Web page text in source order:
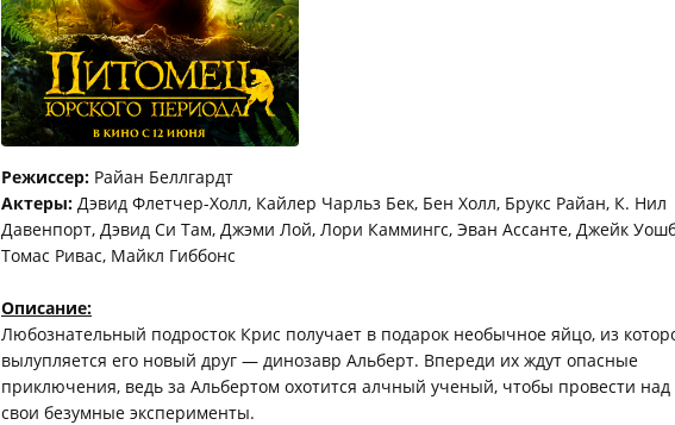
Режиссер: Райан Беллгардт
Актеры: Дэвид Флетчер-Холл, Кайлер Чарльз Бек, Бен Холл, Брукс Райан, К. Нил
Давенпорт, Дэвид Си Там, Джэми Лой, Лори Каммингс, Эван Ассанте, Джейк
Томас Ривас, Майкл Гиббонс
Описание:
Любознательный подросток Крис получает в подарок необычное яйцо, из
вылупляется его новый друг — динозавр Альберт. Впереди их ждут опасные
приключения, ведь за Альбертом охотится алчный ученый, чтобы провести
свои безумные эксперименты.